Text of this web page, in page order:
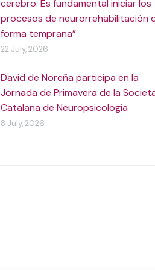
cerebro. Es fundamental iniciar los
procesos de neurorrehabilitación
forma temprana”
22 July, 2026
David de Noreña participa en la
Jornada de Primavera de la
Catalana de Neuropsicologia
8 July, 2026